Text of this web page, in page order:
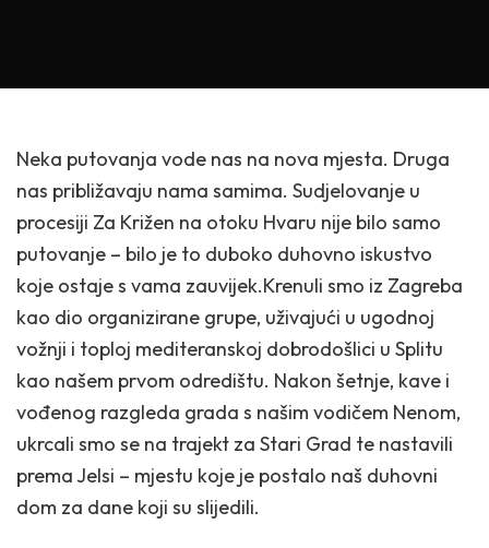
Neka putovanja vode nas na nova mjesta. Druga
nas približavaju nama samima. Sudjelovanje u
procesiji Za Križen na otoku Hvaru nije bilo samo
putovanje – bilo je to duboko duhovno iskustvo
koje ostaje s vama zauvijek.Krenuli smo iz Zagreba
kao dio organizirane grupe, uživajući u ugodnoj
vožnji i toploj mediteranskoj dobrodošlici u Splitu
kao našem prvom odredištu. Nakon šetnje, kave i
vođenog razgleda grada s našim vodičem Nenom,
ukrcali smo se na trajekt za Stari Grad te nastavili
prema Jelsi – mjestu koje je postalo naš duhovni
dom za dane koji su slijedili.